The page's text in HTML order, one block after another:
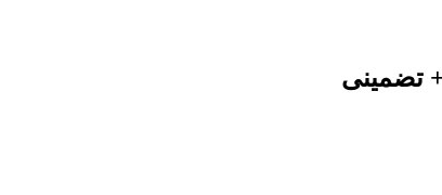
تضمینی